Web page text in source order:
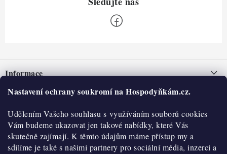
Nastavení ochrany soukromí na Hospodyňkám.cz.
Udělením Vašeho souhlasu s využíváním souborů cookies
Vám budeme ukazovat jen takové nabídky, které Vás
skutečně zajímají. K těmto údajům máme přístup my a
sdílíme je také s našimi partnery pro sociální média, inzerci a
pInformace
Nepřevzetí zásilky na dobírku
Obchodní podmínky
Hodnocení obchodu
Blog
O nás
Historie
Kontakty
O nákupu
Reklamace a vratky